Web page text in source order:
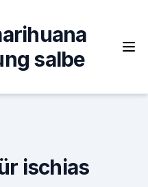
salbe
ischias